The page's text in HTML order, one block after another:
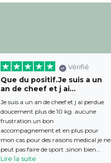
Vérifié
Que du positif.Je suis a un
an de cheef et j ai...
Je suis a un an de cheef et j ai perdue
doucement plus de 10 kg .aucune
frustration.un bon
accompagnement.et en plus pour
mon cas pour des raisons medical je ne
peut pas faire de sport ,sinon bien...
Lire la suite